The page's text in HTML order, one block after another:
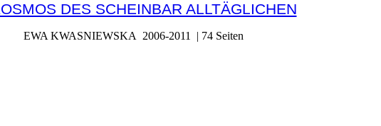
DES SCHEINBAR ALLTÄGLICHEN
EWA KWASNIEWSKA 2006-2011 | 74 Seiten